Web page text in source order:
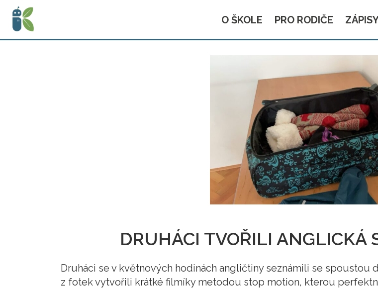
O ŠKOLE PRO RODIČE
DRUHÁCI TVOŘILI ANGLICKÁ
Druháci se v květnových hodinách angličtiny seznámili se spoustou
z fotek vytvořili krátké filmíky metodou stop motion, kterou